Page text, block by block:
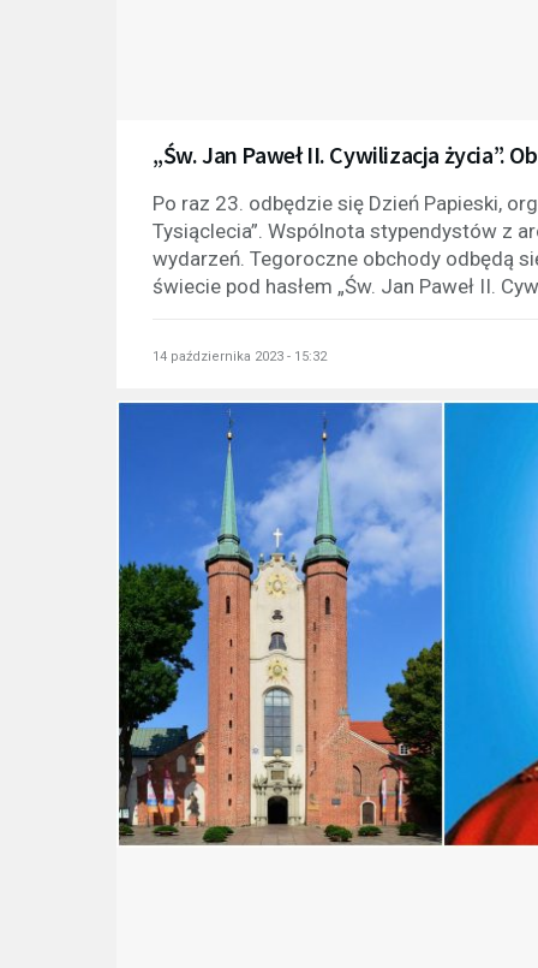
„Św. Jan Paweł II. Cywilizacja życia”.
Po raz 23. odbędzie się Dzień Papieski,
Tysiąclecia”. Wspólnota stypendystów z
wydarzeń. Tegoroczne obchody odbędą
świecie pod hasłem „Św. Jan Paweł II.
14 października 2023 - 15:32